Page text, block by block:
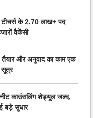
के 2.70 लाख+ पद
वैकेंसी
और अनुवाद का काम एक
सूत्र
काउंसलिंग शेड्यूल जल्द,
बड़े सुधार